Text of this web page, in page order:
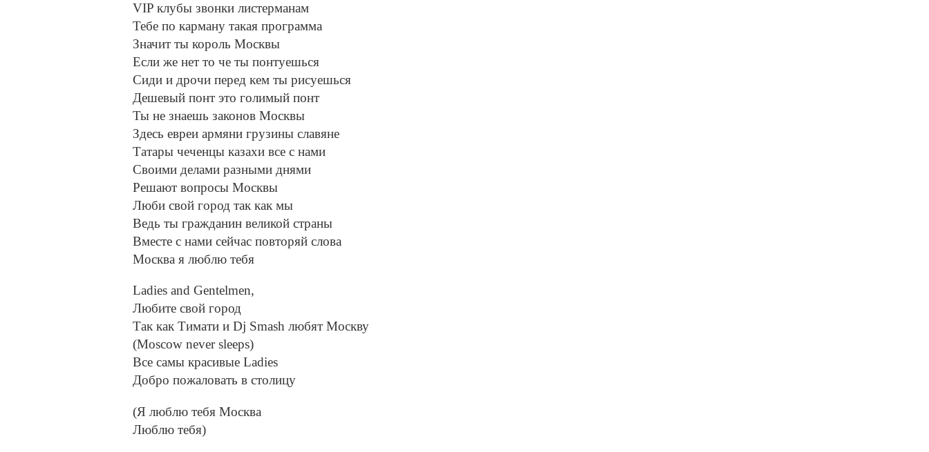
VIP клубы звонки листерманам
Тебе по карману такая программа
Значит ты король Москвы
Если же нет то че ты понтуешься
Сиди и дрочи перед кем ты рисуешься
Дешевый понт это голимый понт
Ты не знаешь законов Москвы
Здесь евреи армяни грузины славяне
Татары чеченцы казахи все с нами
Своими делами разными днями
Решают вопросы Москвы
Люби свой город так как мы
Ведь ты гражданин великой страны
Вместе с нами сейчас повторяй слова
Москва я люблю тебя
Ladies and Gentelmen,
Любите свой город
Так как Тимати и Dj Smash любят Москву
(Moscow never sleeps)
Все самы красивые Ladies
Добро пожаловать в столицу
(Я люблю тебя Москва
Люблю тебя)